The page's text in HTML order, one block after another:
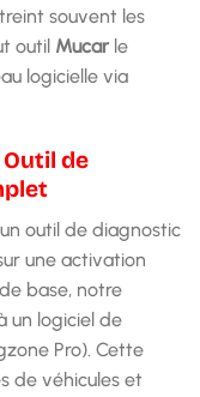
souvent les
outil Mucarle
logicielle via
de
outil de diagnostic
une activation
de base, notre
un logiciel de
Pro). Cette
de véhicules et